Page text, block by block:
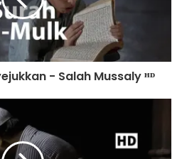
- Salah Mussaly ᴴᴰ